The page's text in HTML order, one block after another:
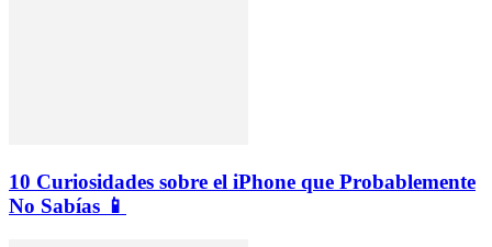
10 Curiosidades sobre el iPhone que Probablemente
No Sabías 📱